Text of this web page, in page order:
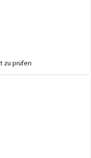
zu prüfen